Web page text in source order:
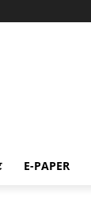
E-PAPER